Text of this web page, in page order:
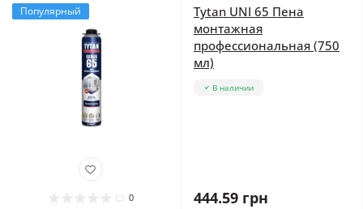
Популярный
0
Tytan UNI 65 Пена
монтажная
профессиональная (750
мл)
В наличии
444.59 грн